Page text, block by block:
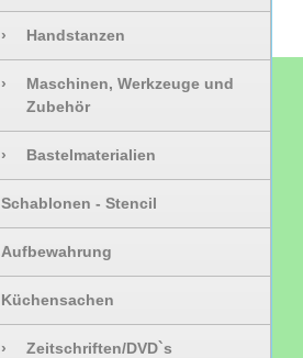
› Handstanzen
›
Maschinen, Werkzeuge und
Zubehör
› Bastelmaterialien
Schablonen - Stencil
Aufbewahrung
Küchensachen
› Zeitschriften/DVD`s